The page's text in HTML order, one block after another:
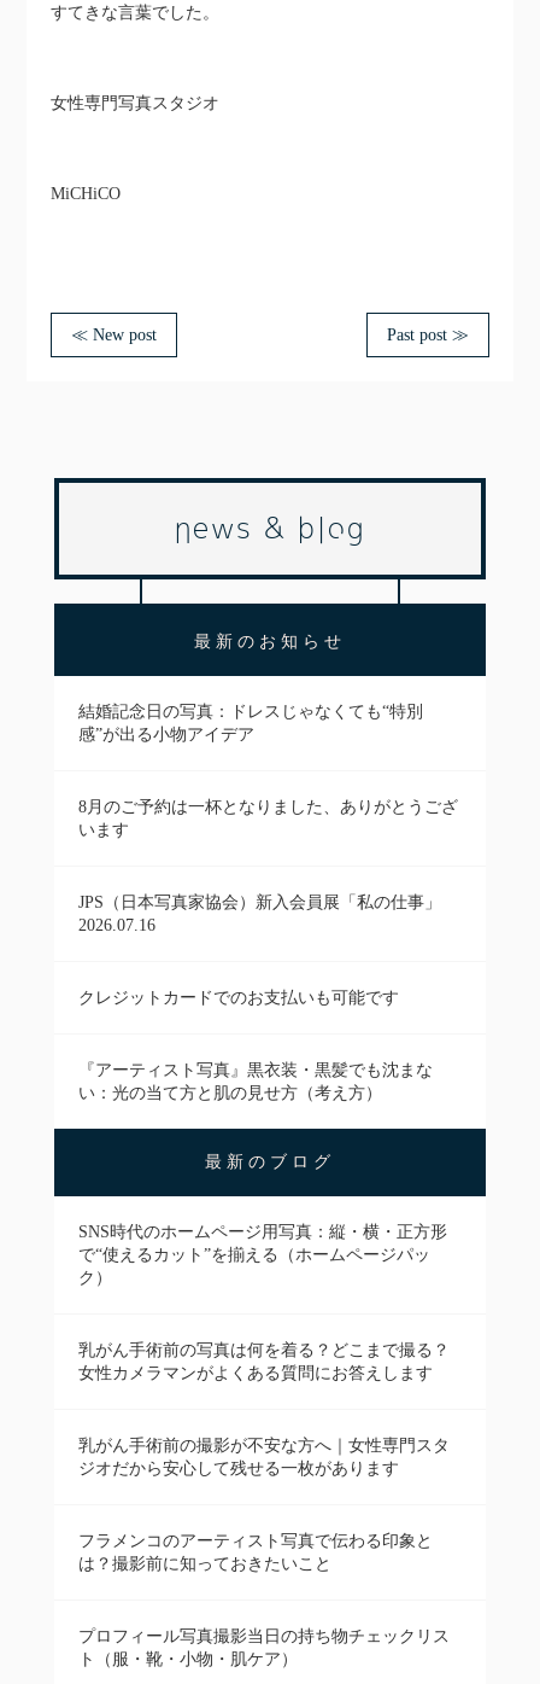
すてきな言葉でした。
女性専門写真スタジオ
MiCHiCO
≪ New post Past post ≫
news & blog
最新のお知らせ
結婚記念日の写真：ドレスじゃなくても“特別
感”が出る小物アイデア
8月のご予約は一杯となりました、ありがとうござ
います
JPS（日本写真家協会）新入会員展「私の仕事」
2026.07.16
クレジットカードでのお支払いも可能です
『アーティスト写真』黒衣装・黒髪でも沈まな
い：光の当て方と肌の見せ方（考え方）
最新のブログ
SNS時代のホームページ用写真：縦・横・正方形
で“使えるカット”を揃える（ホームページパッ
ク）
乳がん手術前の写真は何を着る？どこまで撮る？
女性カメラマンがよくある質問にお答えします
乳がん手術前の撮影が不安な方へ｜女性専門スタ
ジオだから安心して残せる一枚があります
フラメンコのアーティスト写真で伝わる印象と
は？撮影前に知っておきたいこと
プロフィール写真撮影当日の持ち物チェックリス
ト（服・靴・小物・肌ケア）